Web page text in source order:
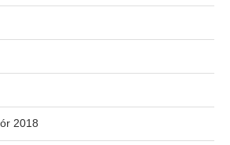
2018